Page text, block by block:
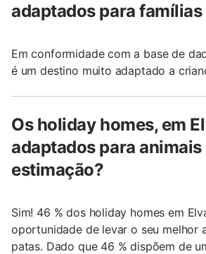
adaptados para
Em conformidade com a base de
é um destino muito adaptado a
Os holiday homes, em
adaptados para animais
estimação?
Sim! 46 % dos holiday homes em
oportunidade de levar o seu melhor
patas. Dado que 46 % dispõem de